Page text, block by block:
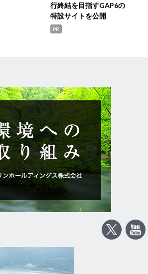
行終結を目指すGAP6の
特設サイトを公開
PR